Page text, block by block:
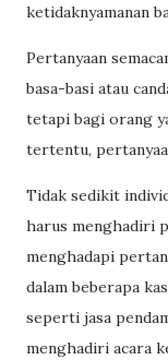
ketidaknyamanan
Pertanyaan
basa-basi atau
tetapi bagi orang
tertentu,
Tidak sedikit
harus menghadiri
menghadapi
dalam beberapa
seperti jasa
menghadiri acara